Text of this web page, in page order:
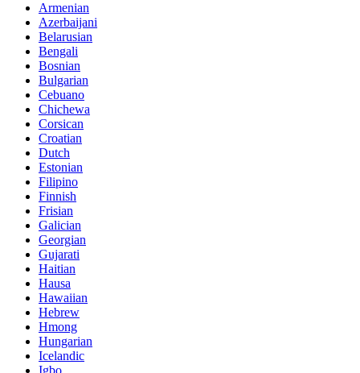
Armenian
Azerbaijani
Belarusian
Bengali
Bosnian
Bulgarian
Cebuano
Chichewa
Corsican
Croatian
Dutch
Estonian
Filipino
Finnish
Frisian
Galician
Georgian
Gujarati
Haitian
Hausa
Hawaiian
Hebrew
Hmong
Hungarian
Icelandic
Igbo